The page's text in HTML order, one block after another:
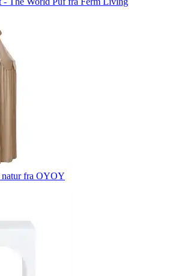
natur fra OYOY